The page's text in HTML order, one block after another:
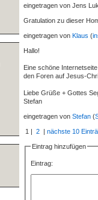
eingetragen von Jens
Gratulation zu dieser
eingetragen von Klaus (
Hallo!
Eine schöne
den Foren auf Jesus-
Liebe Grüße + Gottes
Stefan
eingetragen von Stefan (
1 | 2 | nächste 10
Eintrag hinzufügen
Eintrag: